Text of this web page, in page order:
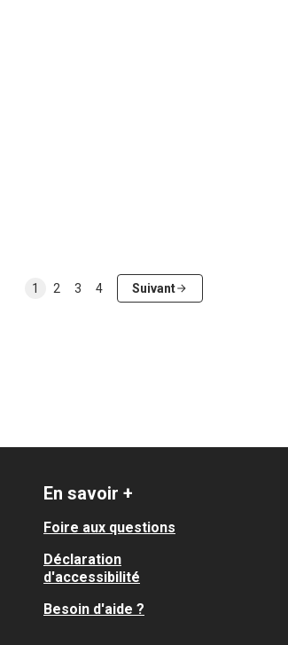
1 2 3 4 Suivant
En savoir +
Foire aux questions
Déclaration
d'accessibilité
Besoin d'aide ?